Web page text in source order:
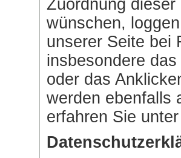
Zuordnung
wünschen,
unserer Seite bei
insbesondere
oder das
werden ebenfalls
erfahren Sie